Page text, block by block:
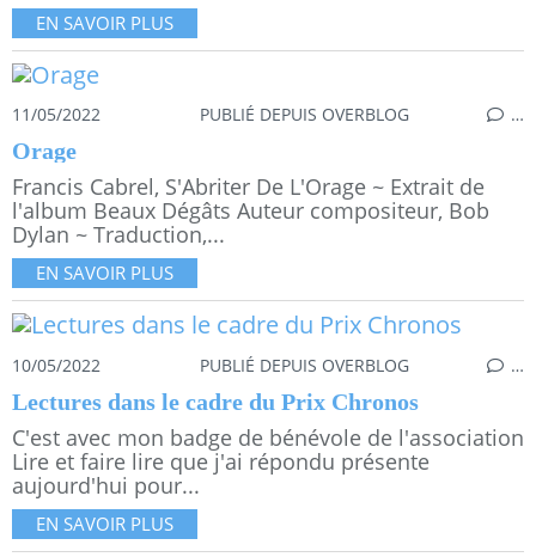
EN SAVOIR PLUS
11/05/2022 PUBLIÉ DEPUIS OVERBLOG …
Orage
Francis Cabrel, S'Abriter De L'Orage ~ Extrait de
l'album Beaux Dégâts Auteur compositeur, Bob
Dylan ~ Traduction,...
EN SAVOIR PLUS
10/05/2022 PUBLIÉ DEPUIS OVERBLOG …
Lectures dans le cadre du Prix Chronos
C'est avec mon badge de bénévole de l'association
Lire et faire lire que j'ai répondu présente
aujourd'hui pour...
EN SAVOIR PLUS